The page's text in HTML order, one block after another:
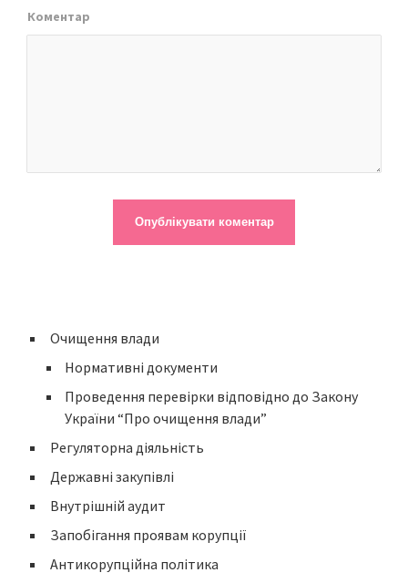
Коментар
Очищення влади
Нормативні документи
Проведення перевірки відповідно до Закону
України “Про очищення влади”
Регуляторна діяльність
Державні закупівлі
Внутрішній аудит
Запобігання проявам корупції
Антикорупційна політика